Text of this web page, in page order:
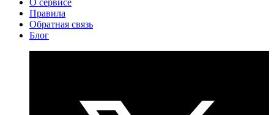
О сервисе
Правила
Обратная связь
Блог